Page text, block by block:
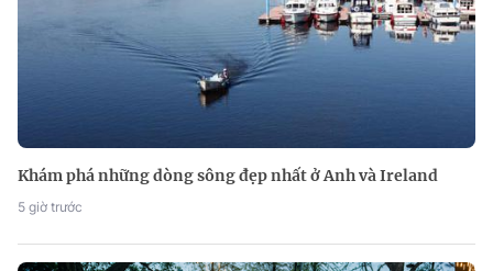
Khám phá những dòng sông đẹp nhất ở Anh và Ireland
5 giờ trước